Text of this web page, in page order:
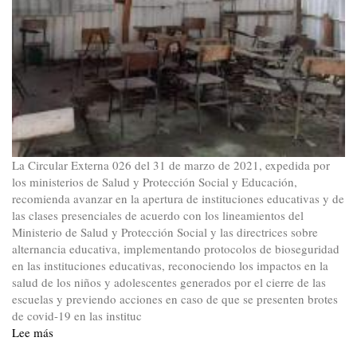
La Circular Externa 026 del 31 de marzo de 2021, expedida por
los ministerios de Salud y Protección Social y Educación,
recomienda avanzar en la apertura de instituciones educativas y de
las clases presenciales de acuerdo con los lineamientos del
Ministerio de Salud y Protección Social y las directrices sobre
alternancia educativa, implementando protocolos de bioseguridad
en las instituciones educativas, reconociendo los impactos en la
salud de los niños y adolescentes generados por el cierre de las
escuelas y previendo acciones en caso de que se presenten brotes
de covid-19 en las instituc
Lee más